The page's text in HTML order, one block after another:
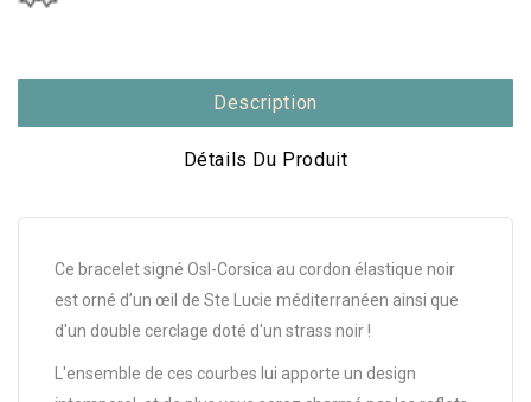
Description
Détails Du Produit
Ce bracelet signé Osl-Corsica au cordon élastique noir
est orné d’un œil de Ste Lucie méditerranéen ainsi que
d'un double cerclage doté d'un strass noir !
L'ensemble de ces courbes lui apporte un design